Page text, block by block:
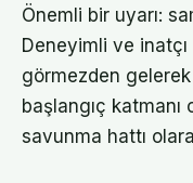
Önemli bir uyarı:
Deneyimli ve inatçı
görmezden
başlangıç
savunma hattı